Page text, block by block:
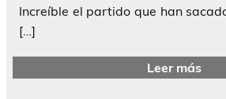
Increíble el partido que han
[…]
Leer más